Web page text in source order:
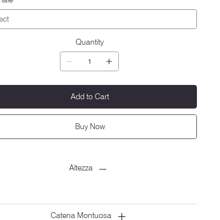
Quantity
Add to Cart
Buy Now
Altezza
Catena Montuosa